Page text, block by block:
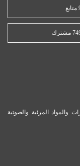
والمواد المرئية والصوتية